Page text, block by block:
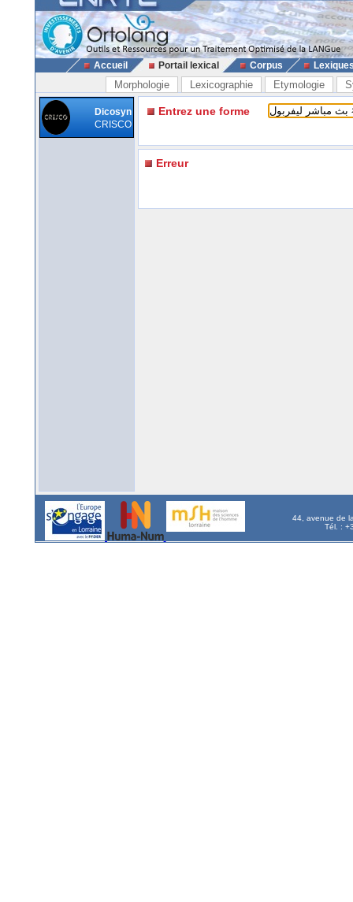
Accueil Portail lexical Corpus
Morphologie Lexicographie Etymologie
Dicosyn
CRISCO
Entrez une forme
Erreur
44, avenue de
Tél. :